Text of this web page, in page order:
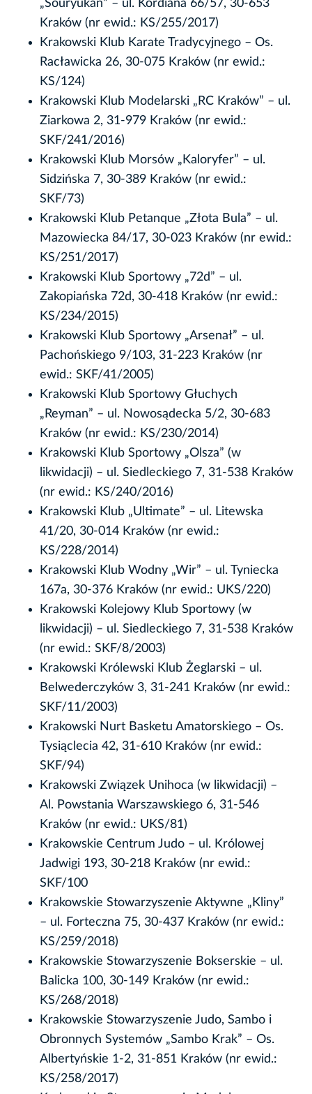
„Souryukan” – ul. Kordiana 66/57, 30-653
Kraków (nr ewid.: KS/255/2017)
Krakowski Klub Karate Tradycyjnego – Os.
Racławicka 26, 30-075 Kraków (nr ewid.:
KS/124)
Krakowski Klub Modelarski „RC Kraków” – ul.
Ziarkowa 2, 31-979 Kraków (nr ewid.:
SKF/241/2016)
Krakowski Klub Morsów „Kaloryfer” – ul.
Sidzińska 7, 30-389 Kraków (nr ewid.:
SKF/73)
Krakowski Klub Petanque „Złota Bula” – ul.
Mazowiecka 84/17, 30-023 Kraków (nr ewid.:
KS/251/2017)
Krakowski Klub Sportowy „72d” – ul.
Zakopiańska 72d, 30-418 Kraków (nr ewid.:
KS/234/2015)
Krakowski Klub Sportowy „Arsenał” – ul.
Pachońskiego 9/103, 31-223 Kraków (nr
ewid.: SKF/41/2005)
Krakowski Klub Sportowy Głuchych
„Reyman” – ul. Nowosądecka 5/2, 30-683
Kraków (nr ewid.: KS/230/2014)
Krakowski Klub Sportowy „Olsza” (w
likwidacji) – ul. Siedleckiego 7, 31-538 Kraków
(nr ewid.: KS/240/2016)
Krakowski Klub „Ultimate” – ul. Litewska
41/20, 30-014 Kraków (nr ewid.:
KS/228/2014)
Krakowski Klub Wodny „Wir” – ul. Tyniecka
167a, 30-376 Kraków (nr ewid.: UKS/220)
Krakowski Kolejowy Klub Sportowy (w
likwidacji) – ul. Siedleckiego 7, 31-538 Kraków
(nr ewid.: SKF/8/2003)
Krakowski Królewski Klub Żeglarski – ul.
Belwederczyków 3, 31-241 Kraków (nr ewid.:
SKF/11/2003)
Krakowski Nurt Basketu Amatorskiego – Os.
Tysiąclecia 42, 31-610 Kraków (nr ewid.:
SKF/94)
Krakowski Związek Unihoca (w likwidacji) –
Al. Powstania Warszawskiego 6, 31-546
Kraków (nr ewid.: UKS/81)
Krakowskie Centrum Judo – ul. Królowej
Jadwigi 193, 30-218 Kraków (nr ewid.:
SKF/100
Krakowskie Stowarzyszenie Aktywne „Kliny”
– ul. Forteczna 75, 30-437 Kraków (nr ewid.:
KS/259/2018)
Krakowskie Stowarzyszenie Bokserskie – ul.
Balicka 100, 30-149 Kraków (nr ewid.:
KS/268/2018)
Krakowskie Stowarzyszenie Judo, Sambo i
Obronnych Systemów „Sambo Krak” – Os.
Albertyńskie 1-2, 31-851 Kraków (nr ewid.:
KS/258/2017)